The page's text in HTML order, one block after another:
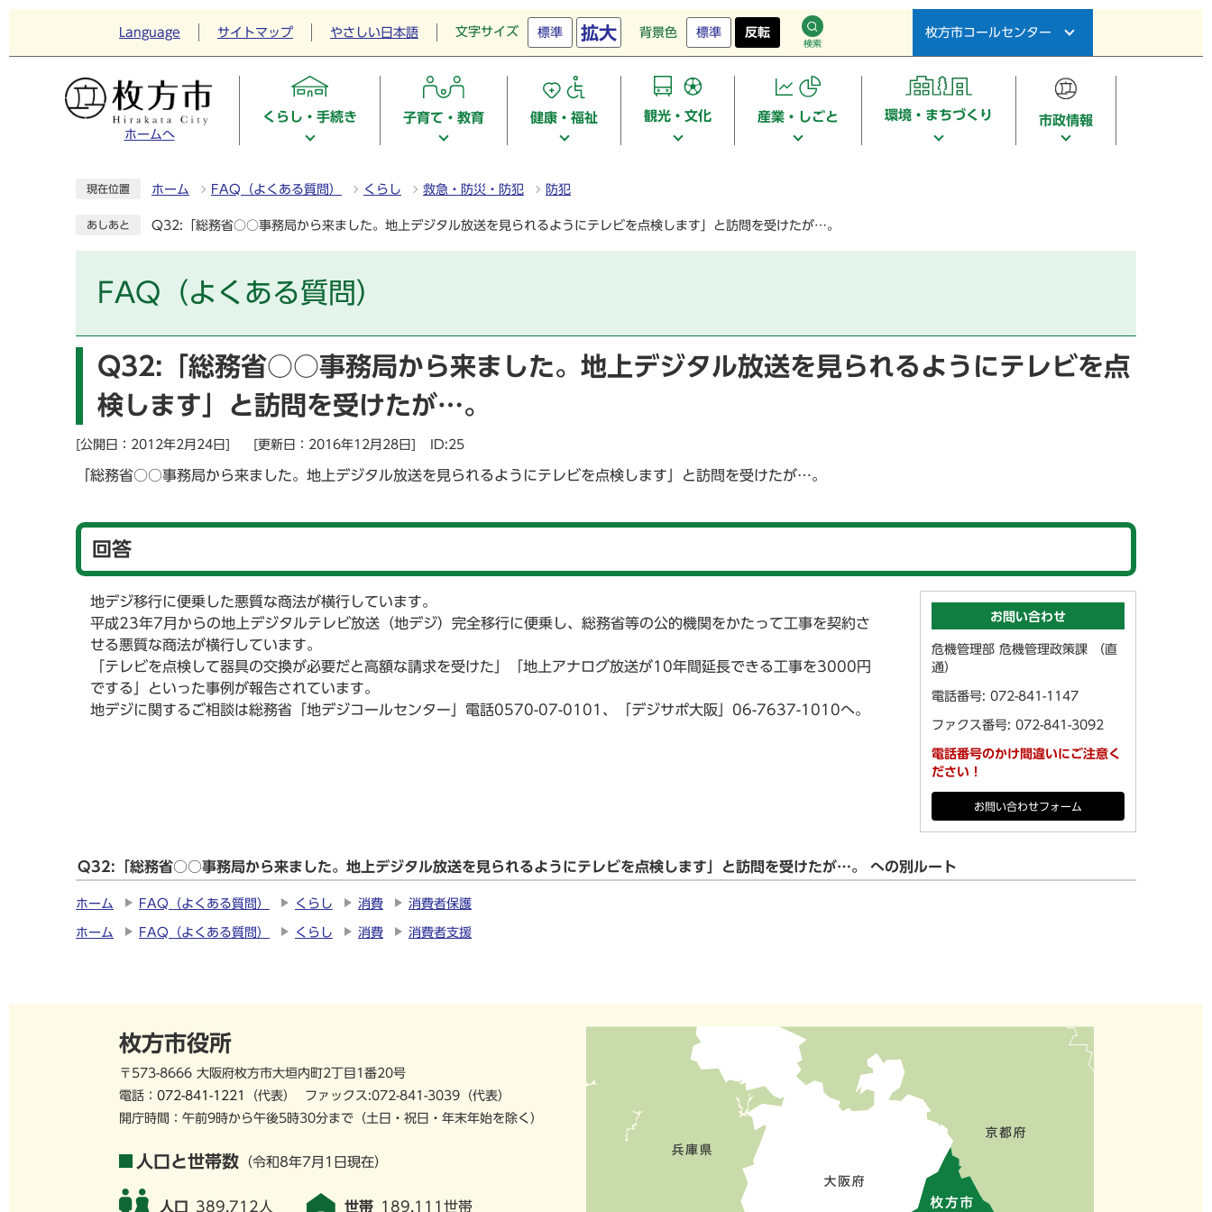
Language サイトマップ やさしい日本語 文字サイズ 標準 拡大 背景色 標準 反転
検索
枚方市コールセンター
ホームへ
くらし・手続き 子育て・教育 健康・福祉 観光・文化 産業・しごと 環境・まちづくり 市政情報
現在位置 ホーム FAQ（よくある質問） くらし 救急・防災・防犯 防犯
あしあと Q32:「総務省○○事務局から来ました。地上デジタル放送を見られるようにテレビを点検します」と訪問を受けたが…。
FAQ（よくある質問）
Q32:「総務省○○事務局から来ました。地上デジタル放送を見られるようにテレビを点
検します」と訪問を受けたが…。
[公開日：2012年2月24日] [更新日：2016年12月28日] ID:25
「総務省○○事務局から来ました。地上デジタル放送を見られるようにテレビを点検します」と訪問を受けたが…。
回答
地デジ移行に便乗した悪質な商法が横行しています。
平成23年7月からの地上デジタルテレビ放送（地デジ）完全移行に便乗し、総務省等の公的機関をかたって工事を契約さ
せる悪質な商法が横行しています。
「テレビを点検して器具の交換が必要だと高額な請求を受けた」「地上アナログ放送が10年間延長できる工事を3000円
でする」といった事例が報告されています。
地デジに関するご相談は総務省「地デジコールセンター」電話0570-07-0101、「デジサポ大阪」06-7637-1010へ。
お問い合わせ
危機管理部 危機管理政策課 （直
通）
電話番号: 072-841-1147
ファクス番号: 072-841-3092
電話番号のかけ間違いにご注意く
ださい！
お問い合わせフォーム
Q32:「総務省○○事務局から来ました。地上デジタル放送を見られるようにテレビを点検します」と訪問を受けたが…。 への別ルート
ホーム FAQ（よくある質問） くらし 消費 消費者保護
ホーム FAQ（よくある質問） くらし 消費 消費者支援
枚方市役所
〒573-8666 大阪府枚方市大垣内町2丁目1番20号
電話： 072-841-1221 （代表） ファックス:072-841-3039（代表）
開庁時間：午前9時から午後5時30分まで （土日・祝日・年末年始を除く）
人口と世帯数 （令和8年7月1日現在）
人口 389,712人 世帯 189,111世帯